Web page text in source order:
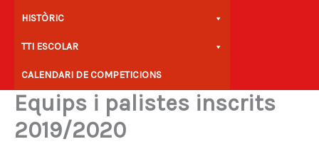
HISTÒRIC
TTI ESCOLAR
CALENDARI DE COMPETICIONS
Equips i palistes inscrits
2019/2020